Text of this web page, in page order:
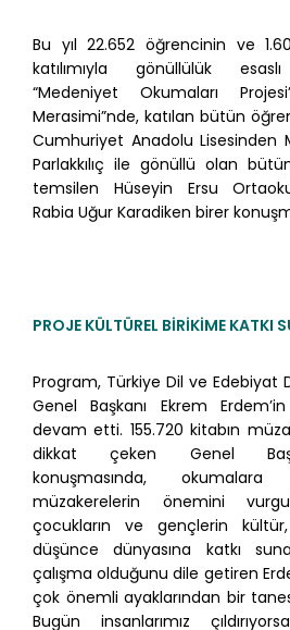
Bu yıl 22.652 öğrencinin ve
katılımıyla gönüllülük
“Medeniyet Okumaları
Merasimi”nde, katılan bütün
Cumhuriyet Anadolu Lisesinden
Parlakkılıç ile gönüllü olan
temsilen Hüseyin Ersu
Rabia Uğur Karadiken birer
PROJE KÜLTÜREL BİRİKİME KATKI
Program, Türkiye Dil ve Edebiyat
Genel Başkanı Ekrem
devam etti. 155.720 kitabın
dikkat çeken Genel
konuşmasında,
müzakerelerin önemini
çocukların ve gençlerin
düşünce dünyasına katkı
çalışma olduğunu dile getiren
çok önemli ayaklarından bir
Bugün insanlarımız